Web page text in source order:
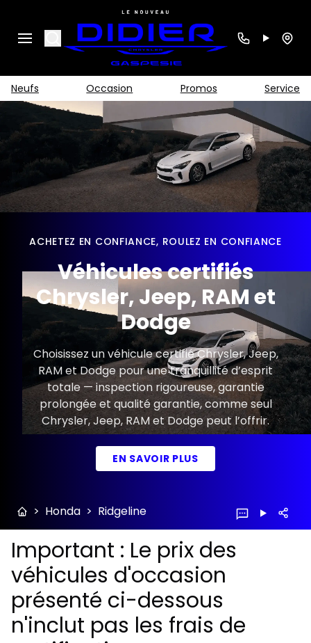
Search
Neufs Occasion Promos Service
ACHETEZ EN CONFIANCE, ROULEZ EN CONFIANCE
Véhicules certifiés
Chrysler, Jeep, RAM et
Dodge
Choisissez un véhicule certifié Chrysler, Jeep,
RAM et Dodge pour une tranquillité d’esprit
totale — inspection rigoureuse, garantie
prolongée et qualité garantie, comme seul
Chrysler, Jeep, RAM et Dodge peut l’offrir.
EN SAVOIR PLUS
> Honda > Ridgeline
Important : Le prix des
véhicules d'occasion
présenté ci-dessous
n'inclut pas les frais de